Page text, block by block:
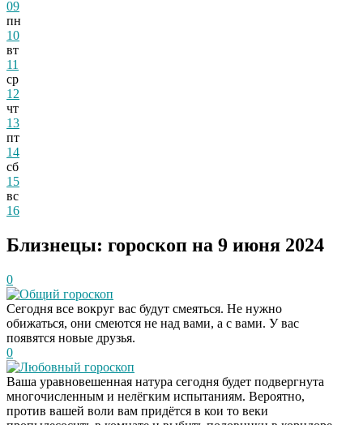
09
пн
10
вт
11
ср
12
чт
13
пт
14
сб
15
вс
16
Близнецы: гороскоп на 9 июня 2024
0
Общий гороскоп
Сегодня все вокруг вас будут смеяться. Не нужно
обижаться, они смеются не над вами, а с вами. У вас
появятся новые друзья.
0
Любовный гороскоп
Ваша уравновешенная натура сегодня будет подвергнута
многочисленным и нелёгким испытаниям. Вероятно,
против вашей воли вам придётся в кои то веки